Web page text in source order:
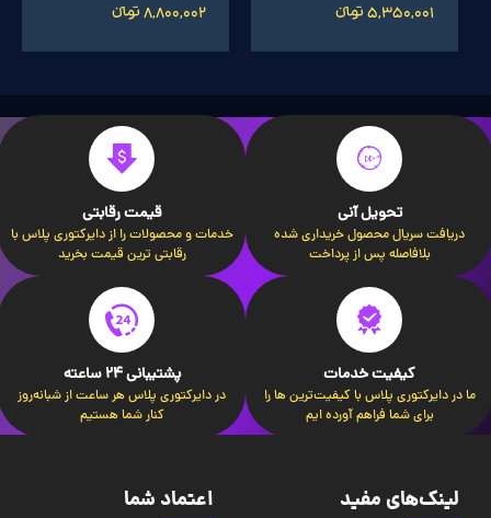
5,350,001 تومانءءء 8,800,002 تومانءءء
تحویل آنی
دریافت سریال محصول خریداری شده
بلافاصله پس از پرداخت
قیمت رقابتی
خدمات و محصولات را از دایرکتوری پلاس با
رقابتی ترین قیمت بخرید
کیفیت خدمات
ما در دایرکتوری پلاس با کیفیت‌ترین ها را
برای شما فراهم آورده ایم
پشتیبانی 24 ساعته
در دایرکتوری پلاس هر ساعت از شبانه‌روز
کنار شما هستیم
لینک‌های مفید اعتماد شما